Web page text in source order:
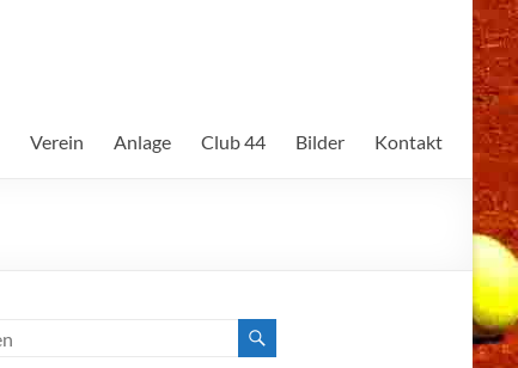
Verein Anlage Club 44 Bilder Kontakt